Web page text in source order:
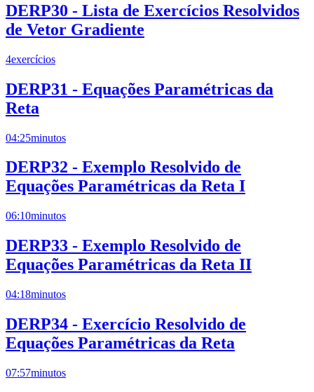
DERP30 - Lista de Exercícios Resolvidos
de Vetor Gradiente
4exercícios
DERP31 - Equações Paramétricas da
Reta
04:25minutos
DERP32 - Exemplo Resolvido de
Equações Paramétricas da Reta I
06:10minutos
DERP33 - Exemplo Resolvido de
Equações Paramétricas da Reta II
04:18minutos
DERP34 - Exercício Resolvido de
Equações Paramétricas da Reta
07:57minutos